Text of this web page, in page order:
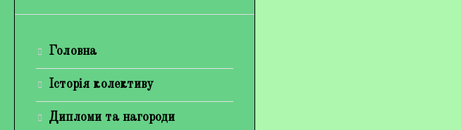
Головна
Історія колективу
Дипломи та нагороди